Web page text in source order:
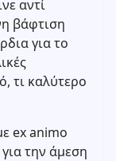
αντί
βάφτιση
για το
τι καλύτερο
ex animo
για την άμεση